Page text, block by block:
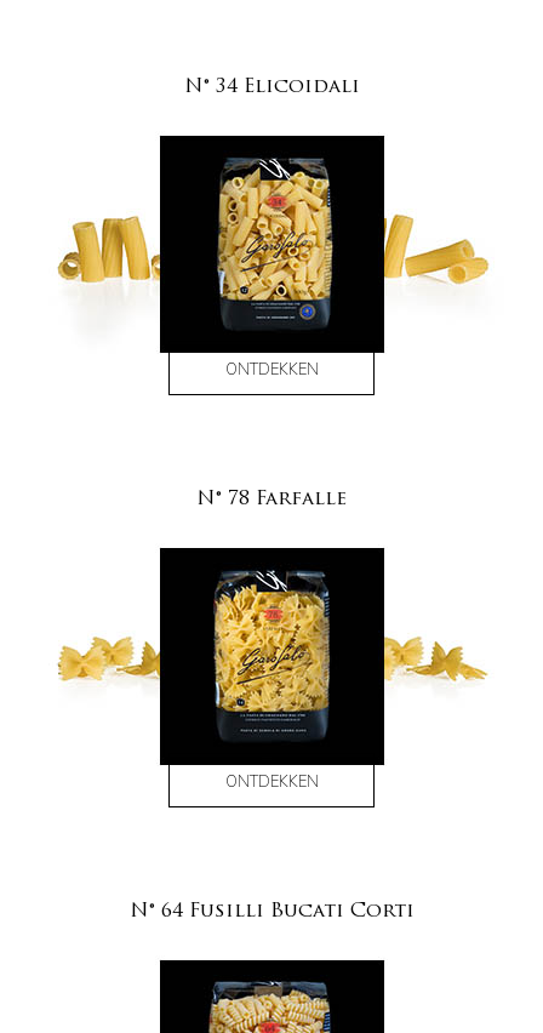
N° 34 Elicoidali
ONTDEKKEN
N° 78 Farfalle
ONTDEKKEN
N° 64 Fusilli Bucati Corti